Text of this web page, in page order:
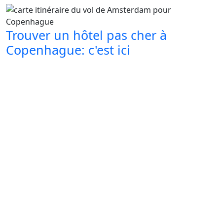
Trouver un hôtel pas cher à
Copenhague: c'est ici